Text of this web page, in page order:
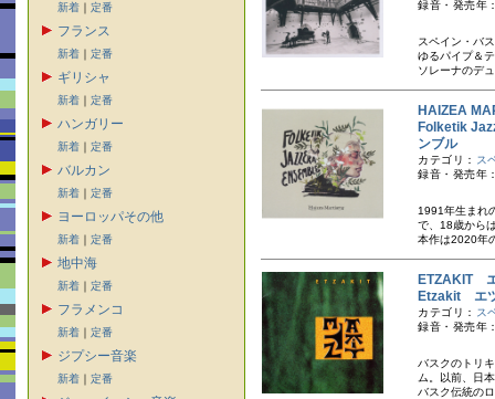
新着 ｜ 定番
フランス
新着 ｜ 定番
ギリシャ
新着 ｜ 定番
ハンガリー
新着 ｜ 定番
バルカン
新着 ｜ 定番
ヨーロッパその他
新着 ｜ 定番
地中海
新着 ｜ 定番
フラメンコ
新着 ｜ 定番
ジプシー音楽
新着 ｜ 定番
録音・発売年
スペイン・バ
ゆるパイプ＆
ソレーナのデ
HAIZEA
Folketik
ンブル
カテゴリ： ス
録音・発売年
1991年生まれ
で、18歳から
本作は2020年
ETZAKIT
Etzakit エ
カテゴリ： ス
録音・発売年
バスクのトリ
ム。以前、日
バスク伝統の